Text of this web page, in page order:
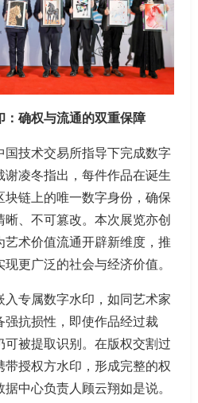
：确权与流通的双重保障
国技术交易所指导下完成数字
谢凌冬指出，每件作品在诞生
链上的唯一数字身份，确保
、不可篡改。本次展览亦创
艺术价值流通开辟新维度，推
更广泛的社会与经济价值。
入专属数字水印，如同艺术家
强抗损性，即使作品经过裁
可被提取识别。在版权交割过
授权方水印，形成完整的权
中心负责人顾云翔如是说。